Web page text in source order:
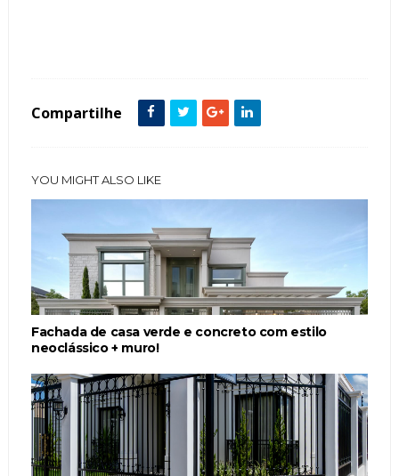
Compartilhe
YOU MIGHT ALSO LIKE
Fachada de casa verde e concreto com estilo
neoclássico + muro!